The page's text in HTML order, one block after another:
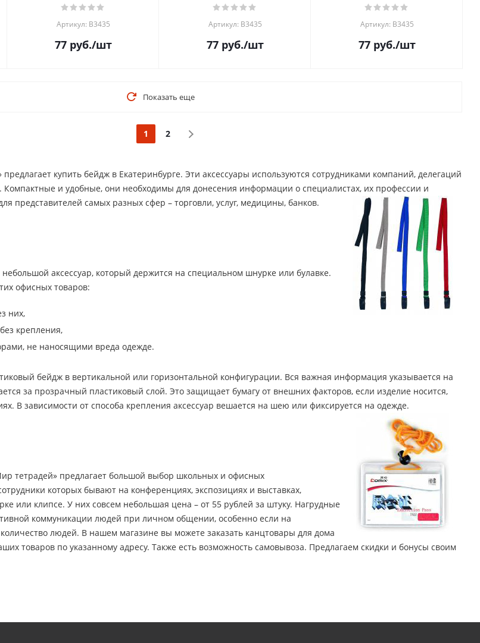
Артикул: B3435
77руб./шт
Артикул: B3435
77руб./шт
Артикул: В3435
77руб./шт
Показать еще
1 2
купить бейдж в Екатеринбурге. Эти аксессуары используются сотрудниками компаний, делегаций
и удобные, они необходимы для донесения информации о специалистах, их профессии и
представителей самых разных сфер – торговли, услуг, медицины, банков.
аксессуар, который держится на специальном шнурке или булавке.
офисных товаров:
них,
крепления,
не наносящими вреда одежде.
бейдж в вертикальной или горизонтальной конфигурации. Вся важная информация указывается на
за прозрачный пластиковый слой. Это защищает бумагу от внешних факторов, если изделие носится,
В зависимости от способа крепления аксессуар вешается на шею или фиксируется на одежде.
тетрадей» предлагает большой выбор школьных и офисных
которых бывают на конференциях, экспозициях и выставках,
или клипсе. У них совсем небольшая цена – от 55 рублей за штуку. Нагрудные
коммуникации людей при личном общении, особенно если на
людей. В нашем магазине вы можете заказать канцтовары для дома
товаров по указанному адресу. Также есть возможность самовывоза. Предлагаем скидки и бонусы своим